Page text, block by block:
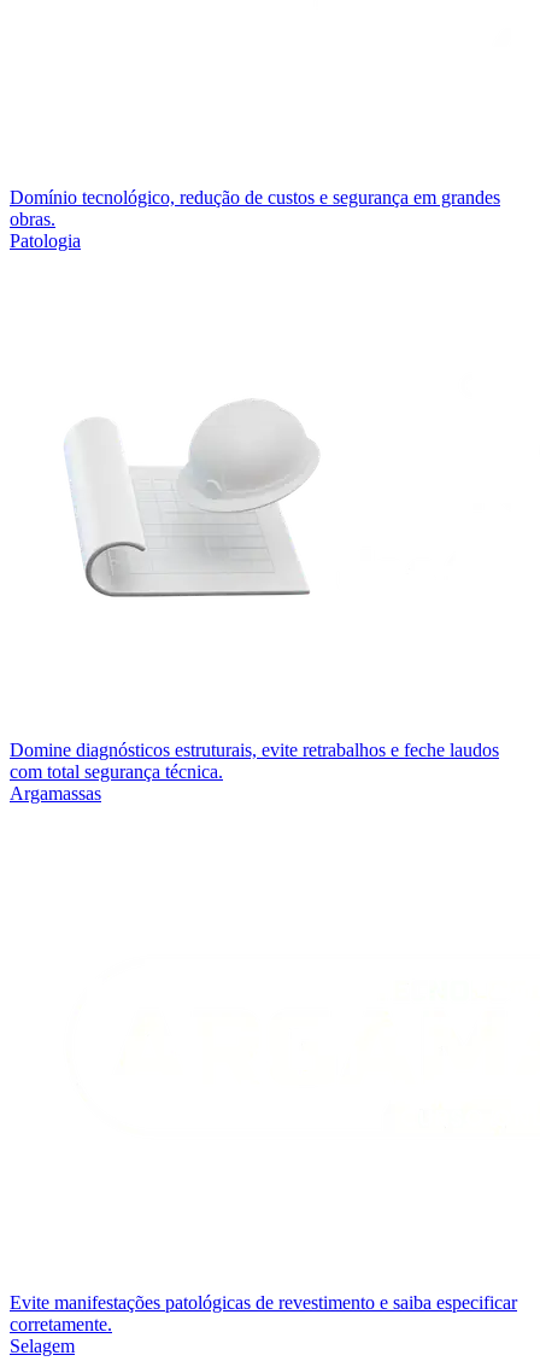
Domínio tecnológico, redução de custos e segurança em grandes
obras.
Patologia
Domine diagnósticos estruturais, evite retrabalhos e feche laudos
com total segurança técnica.
Argamassas
Evite manifestações patológicas de revestimento e saiba especificar
corretamente.
Selagem